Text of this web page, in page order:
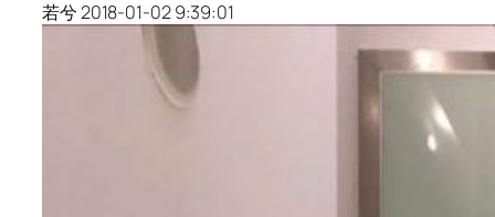
若兮 2018-01-02 9:39:01